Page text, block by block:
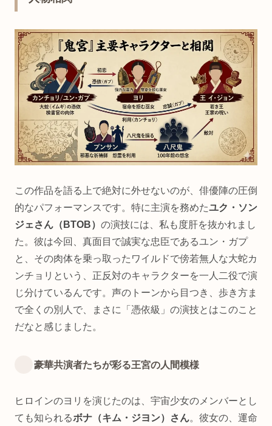
この作品を語る上で絶対に外せないのが、俳優陣の圧倒
的なパフォーマンスです。特に主演を務めたユク・ソン
ジェさん（BTOB） の演技には、私も度肝を抜かれまし
た。彼は今回、真面目で誠実な忠臣であるユン・ガプ
と、その肉体を乗っ取ったワイルドで傍若無人な大蛇カ
ンチョリという、正反対のキャラクターを一人二役で演
じ分けているんです。声のトーンから目つき、歩き方ま
で全くの別人で、まさに「憑依級」の演技とはこのこと
だなと感じました。
豪華共演者たちが彩る王宮の人間模様
ヒロインのヨリを演じたのは、宇宙少女のメンバーとし
ても知られるボナ（キム・ジヨン）さん。彼女の、運命